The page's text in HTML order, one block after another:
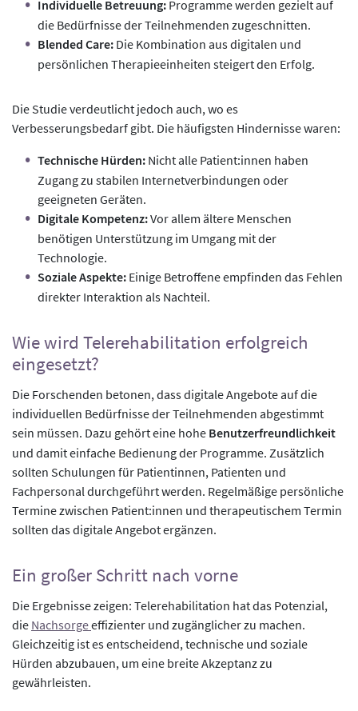
Individuelle Betreuung: Programme werden gezielt auf
die Bedürfnisse der Teilnehmenden zugeschnitten.
Blended Care: Die Kombination aus digitalen und
persönlichen Therapieeinheiten steigert den Erfolg.
Die Studie verdeutlicht jedoch auch, wo es
Verbesserungsbedarf gibt. Die häufigsten Hindernisse waren:
Technische Hürden: Nicht alle Patient:innen haben
Zugang zu stabilen Internetverbindungen oder
geeigneten Geräten.
Digitale Kompetenz:Vor allem ältere Menschen
benötigen Unterstützung im Umgang mit der
Technologie.
Soziale Aspekte: Einige Betroffene empfinden das Fehlen
direkter Interaktion als Nachteil.
Wie wird Telerehabilitation erfolgreich
eingesetzt?
Die Forschenden betonen, dass digitale Angebote auf die
individuellen Bedürfnisse der Teilnehmenden abgestimmt
sein müssen. Dazu gehört eine hohe Benutzerfreundlichkeit
und damit einfache Bedienung der Programme. Zusätzlich
sollten Schulungen für Patientinnen, Patienten und
Fachpersonal durchgeführt werden. Regelmäßige persönliche
Termine zwischen Patient:innen und therapeutischem Termin
sollten das digitale Angebot ergänzen.
Ein großer Schritt nach vorne
Die Ergebnisse zeigen: Telerehabilitation hat das Potenzial,
die Nachsorgeeffizienter und zugänglicher zu machen.
Gleichzeitig ist es entscheidend, technische und soziale
Hürden abzubauen, um eine breite Akzeptanz zu
gewährleisten.